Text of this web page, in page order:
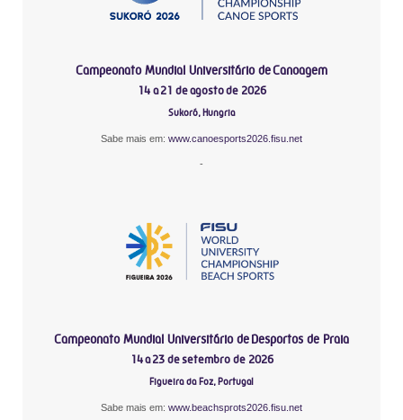
Campeonato Mundial Universitário de Canoagem
14 a 21 de agosto de 2026
Sukoró, Hungria
Sabe mais em: www.canoesports2026.fisu.net
-
Campeonato Mundial Universitário de Desportos de Praia
14 a 23 de setembro de 2026
Figueira da Foz, Portugal
Sabe mais em: www.beachsprots2026.fisu.net